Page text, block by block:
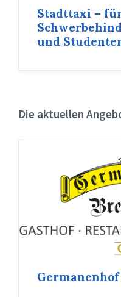
Stadttaxi –
und
Die aktuellen